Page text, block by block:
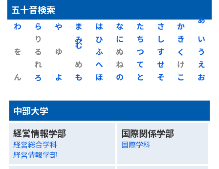
五十音検索
あ
い
う
え
お
か
き
く
け
こ
さ
し
す
せ
そ
た
ち
つ
て
と
な
に
ぬ
ね
の
は
ひ
ふ
へ
ほ
ま
み
む
め
も
や
ゆ
よ
ら
り
る
れ
ろ
わ
を
ん
中部大学
経営情報学部
経営総合学科
経営情報学部
国際関係学部
国際学科